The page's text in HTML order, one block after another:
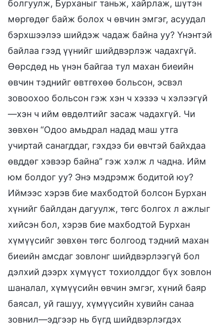
болгуулж, Бурханыг таньж, хайрлаж, шүтэн
мөргөдөг байж болох ч өвчин эмгэг, асуудал
бэрхшээлээ шийдэж чадаж байна уу? Үнэнтэй
байлаа гээд үүнийг шийдвэрлэж чадахгүй.
Өөрсдөд нь үнэн байгаа тул махан биеийн
өвчин тэднийг өвтгөхөө больсон, эсвэл
зовоохоо больсон гэж хэн ч хэзээ ч хэлээгүй
—хэн ч ийм өвдөлтийг засаж чадахгүй. Чи
зөвхөн “Одоо амьдрал надад маш утга
учиртай санагддаг, гэхдээ би өвчтэй байхдаа
өвддөг хэвээр байна” гэж хэлж л чадна. Ийм
юм болдог уу? Энэ мэдрэмж бодитой юу?
Иймээс хэрэв бие махбодтой болсон Бурхан
хүнийг байлдан дагуулж, төгс болгох л ажлыг
хийсэн бол, хэрэв бие махбодтой Бурхан
хүмүүсийг зөвхөн төгс болгоод тэдний махан
биеийн амсдаг зовлонг шийдвэрлээгүй бол
дэлхий дээрх хүмүүст тохиолддог бүх зовлон
шаналал, хүмүүсийн өвчин эмгэг, хүний баяр
баясал, уй гашуу, хүмүүсийн хувийн санаа
зовнил—эдгээр нь бүгд шийдвэрлэгдэх